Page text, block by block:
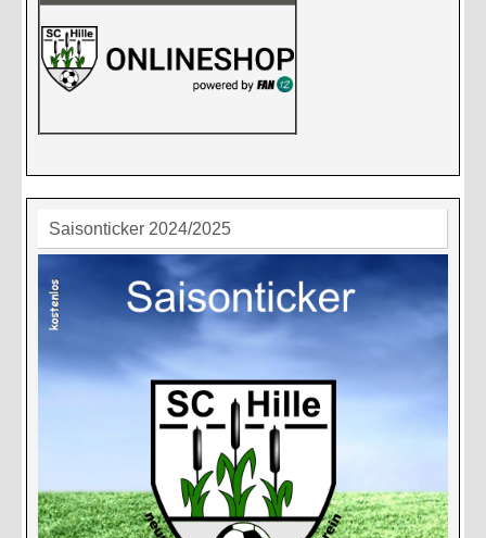
Saisonticker 2024/2025